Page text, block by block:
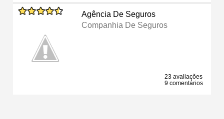
Agência De Seguros
Companhia De Seguros
23 avaliações
9 comentários